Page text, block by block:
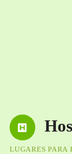
LUGARES PARA